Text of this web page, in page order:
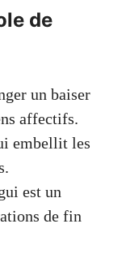
de
un baiser
affectifs.
embellit les
est un
de fin